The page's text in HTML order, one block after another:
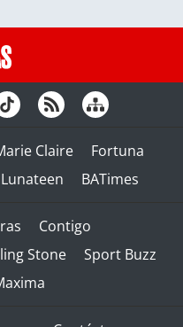
Claire
Fortuna
Lunateen BATimes
Contigo
Stone
Sport Buzz